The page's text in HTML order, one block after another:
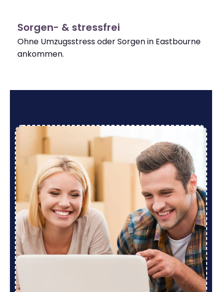
Sorgen- & stressfrei
Ohne Umzugsstress oder Sorgen in Eastbourne
ankommen.